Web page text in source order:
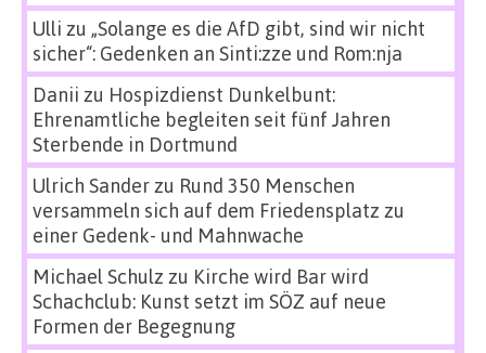
Ulli zu „Solange es die AfD gibt, sind wir nicht
sicher“: Gedenken an Sinti:zze und Rom:nja
Danii zu Hospizdienst Dunkelbunt:
Ehrenamtliche begleiten seit fünf Jahren
Sterbende in Dortmund
Ulrich Sanderzu Rund 350 Menschen
versammeln sich auf dem Friedensplatz zu
einer Gedenk- und Mahnwache
Michael Schulz zu Kirche wird Bar wird
Schachclub: Kunst setzt im SÖZ auf neue
Formen der Begegnung